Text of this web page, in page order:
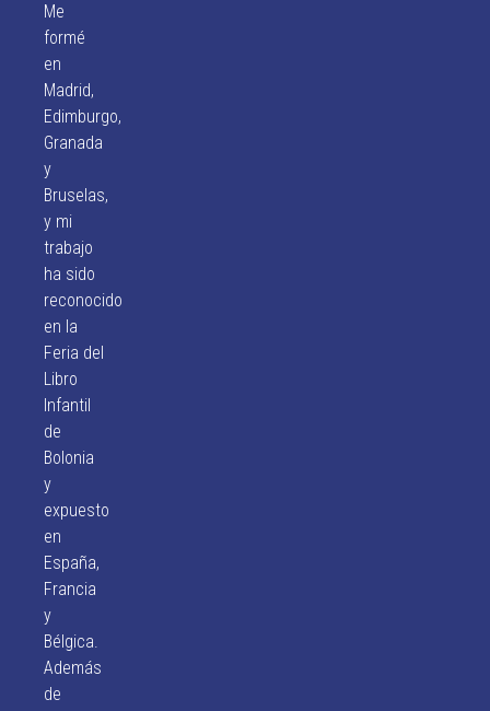
Me
formé
en
Madrid,
Edimburgo,
Granada
y
Bruselas,
y mi
trabajo
ha sido
reconocido
en la
Feria del
Libro
Infantil
de
Bolonia
y
expuesto
en
España,
Francia
y
Bélgica.
Además
de